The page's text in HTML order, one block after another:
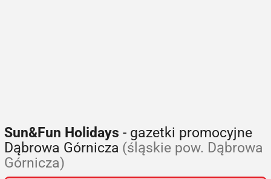
Sun&Fun Holidays - gazetki promocyjne
Dąbrowa Górnicza (śląskie pow. Dąbrowa
Górnicza)